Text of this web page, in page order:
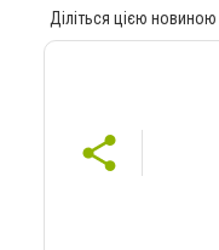
Діліться цією